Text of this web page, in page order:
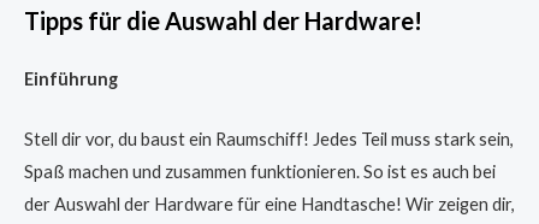
Tipps für die Auswahl der Hardware!
Einführung
Stell dir vor, du baust ein Raumschiff! Jedes Teil muss stark sein,
Spaß machen und zusammen funktionieren. So ist es auch bei
der Auswahl der Hardware für eine Handtasche! Wir zeigen dir,